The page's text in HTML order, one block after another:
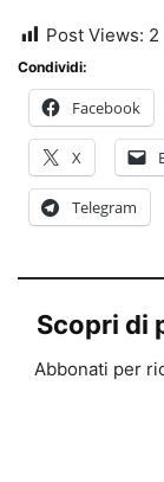
Post Views: 2
Condividi:
Facebook
X
Telegram
Scopri di
Abbonati per